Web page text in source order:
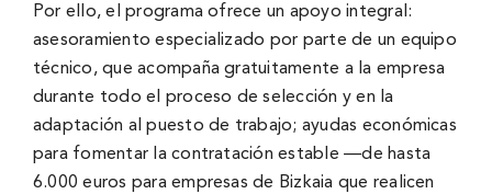
Por ello, el programa ofrece un apoyo integral:
asesoramiento especializado por parte de un equipo
técnico, que acompaña gratuitamente a la empresa
durante todo el proceso de selección y en la
adaptación al puesto de trabajo; ayudas económicas
para fomentar la contratación estable —de hasta
6.000 euros para empresas de Bizkaia que realicen